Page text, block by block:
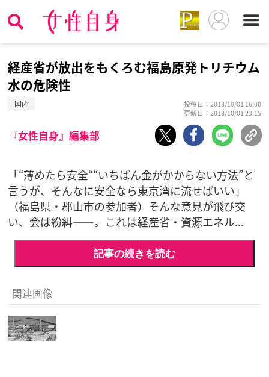
経産省が放出をもくろむ福島原発トリチウム
水の危険性
国内
投稿日：2018/10/01 16:00
更新日：2018/10/01 23:15
『女性自身』編集部
「“薄めたら安全““いちばん金がかからない方法”と
言うが、そんなに安全なら東京湾に流せばいい」
（福島県・郡山市の参加者）そんな意見が飛び交
い、会は紛糾――。これは経産省・資源エネル...
記事の続きを読む
関連画像